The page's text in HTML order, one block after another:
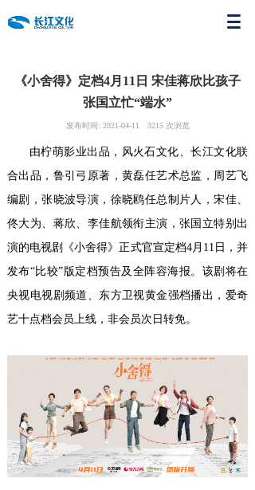
《小舍得》定档4月11日 宋佳蒋欣比孩子
张国立忙“端水”
发布时间: 2021-04-11 3215 次浏览
由柠萌影业出品，风火石文化、长江文化联
合出品，鲁引弓原著，黄磊任艺术总监，周艺飞
编剧，张晓波导演，徐晓鸥任总制片人，宋佳、
佟大为、蒋欣、李佳航领衔主演，张国立特别出
演的电视剧《小舍得》正式官宣定档4月11日，并
发布“比较”版定档预告及全阵容海报。该剧将在
央视电视剧频道、东方卫视黄金强档播出，爱奇
艺十点档会员上线，非会员次日转免。